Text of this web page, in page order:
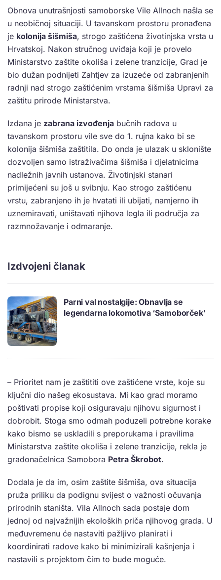
Obnova unutrašnjosti samoborske Vile Allnoch našla se
u neobičnoj situaciji. U tavanskom prostoru pronađena
je kolonija šišmiša, strogo zaštićena životinjska vrsta u
Hrvatskoj. Nakon stručnog uviđaja koji je provelo
Ministarstvo zaštite okoliša i zelene tranzicije, Grad je
bio dužan podnijeti Zahtjev za izuzeće od zabranjenih
radnji nad strogo zaštićenim vrstama šišmiša Upravi za
zaštitu prirode Ministarstva.
Izdana je zabrana izvođenja bučnih radova u
tavanskom prostoru vile sve do 1. rujna kako bi se
kolonija šišmiša zaštitila. Do onda je ulazak u sklonište
dozvoljen samo istraživačima šišmiša i djelatnicima
nadležnih javnih ustanova. Životinjski stanari
primijećeni su još u svibnju. Kao strogo zaštićenu
vrstu, zabranjeno ih je hvatati ili ubijati, namjerno ih
uznemiravati, uništavati njihova legla ili područja za
razmnožavanje i odmaranje.
Izdvojeni članak
Parni val nostalgije: Obnavlja se
legendarna lokomotiva ‘Samoborček’
– Prioritet nam je zaštititi ove zaštićene vrste, koje su
ključni dio našeg ekosustava. Mi kao grad moramo
poštivati propise koji osiguravaju njihovu sigurnost i
dobrobit. Stoga smo odmah poduzeli potrebne korake
kako bismo se uskladili s preporukama i pravilima
Ministarstva zaštite okoliša i zelene tranzicije, rekla je
gradonačelnica Samobora Petra Škrobot.
Dodala je da im, osim zaštite šišmiša, ova situacija
pruža priliku da podignu svijest o važnosti očuvanja
prirodnih staništa. Vila Allnoch sada postaje dom
jednoj od najvažnijih ekoloških priča njihovog grada. U
međuvremenu će nastaviti pažljivo planirati i
koordinirati radove kako bi minimizirali kašnjenja i
nastavili s projektom čim to bude moguće.